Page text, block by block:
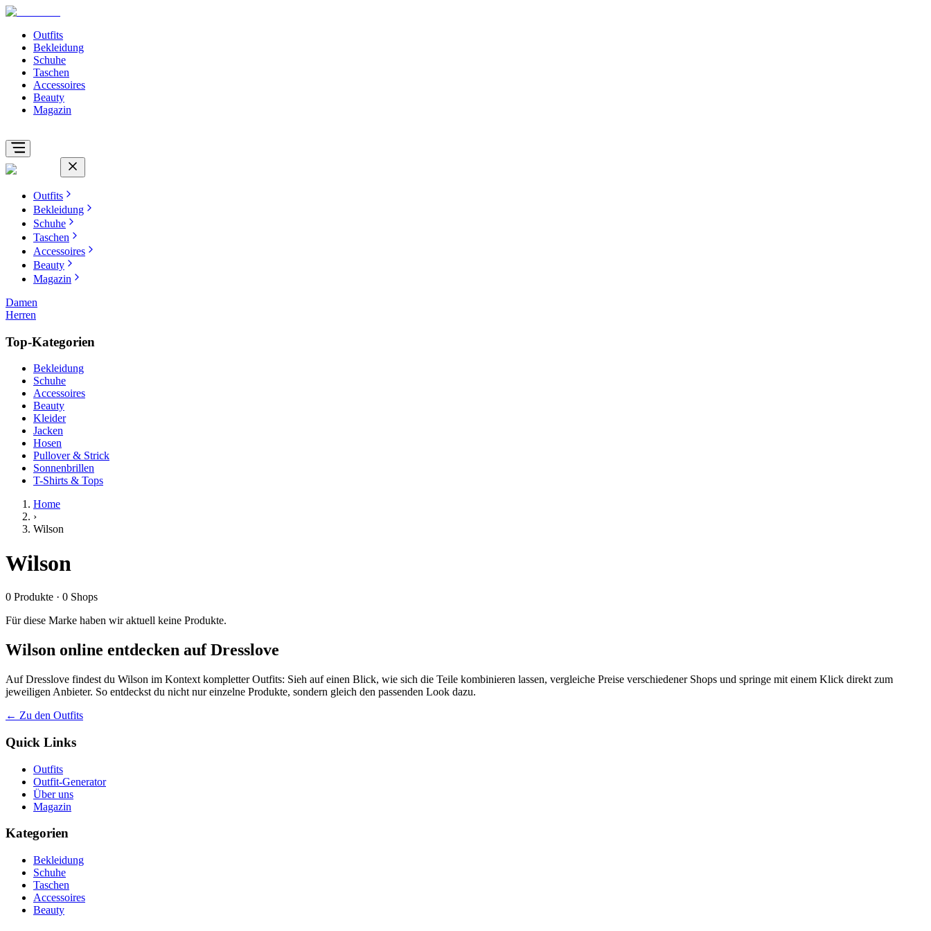
Outfits
Bekleidung
Schuhe
Taschen
Accessoires
Beauty
Magazin
Outfits
Bekleidung
Schuhe
Taschen
Accessoires
Beauty
Magazin
Damen
Herren
Top-Kategorien
Bekleidung
Schuhe
Accessoires
Beauty
Kleider
Jacken
Hosen
Pullover & Strick
Sonnenbrillen
T-Shirts & Tops
Home
›
Wilson
Wilson
0 Produkte · 0 Shops
Für diese Marke haben wir aktuell keine Produkte.
Wilson online entdecken auf Dresslove
Auf Dresslove findest du Wilson im Kontext kompletter Outfits: Sieh auf einen Blick, wie sich die Teile kombinieren lassen, vergleiche Preise verschiedener Shops und springe mit einem Klick direkt zum
jeweiligen Anbieter. So entdeckst du nicht nur einzelne Produkte, sondern gleich den passenden Look dazu.
← Zu den Outfits
Quick Links
Outfits
Outfit-Generator
Über uns
Magazin
Kategorien
Bekleidung
Schuhe
Taschen
Accessoires
Beauty